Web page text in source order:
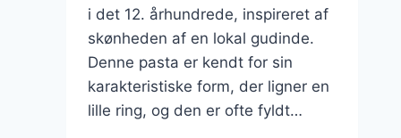
i det 12. århundrede, inspireret af
skønheden af en lokal gudinde.
Denne pasta er kendt for sin
karakteristiske form, der ligner en
lille ring, og den er ofte fyldt…